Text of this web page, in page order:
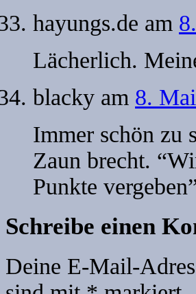
hayungs.de am
Lächerlich.
blacky am 8.
Immer schön zu
Zaun brecht.
Punkte
Schreibe einen
Deine E-Mail-